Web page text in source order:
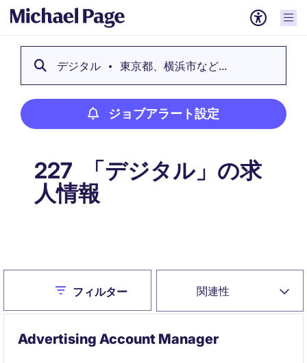
デジタル 東京都、横浜市など...
ジョブアラート設定
227 「デジタル」の求
人情報
関連性
Closeフィルター
Advertising Account Manager